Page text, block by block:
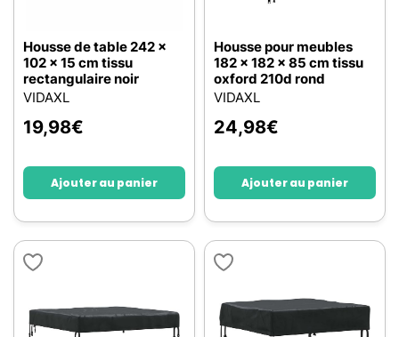
Housse de table 242 x
102 x 15 cm tissu
rectangulaire noir
VIDAXL
19,98€
Ajouter au panier
Housse pour meubles
182 x 182 x 85 cm tissu
oxford 210d rond
VIDAXL
24,98€
Ajouter au panier